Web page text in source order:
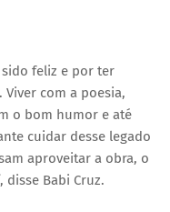
feliz e por ter
com a poesia,
o bom humor e até
cuidar desse legado
aproveitar a obra, o
Babi Cruz.